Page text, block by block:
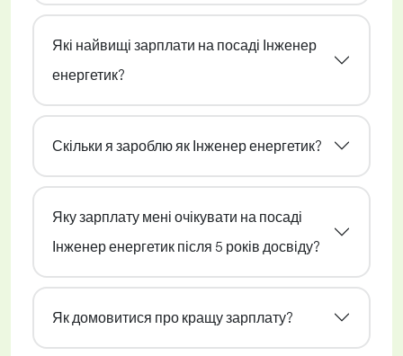
Які найвищі зарплати на посаді Інженер
енергетик?
Скільки я зароблю як Інженер енергетик?
Яку зарплату мені очікувати на посаді
Інженер енергетик після 5 років досвіду?
Як домовитися про кращу зарплату?